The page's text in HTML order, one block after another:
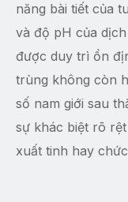
năng bài tiết của
và độ pH của
được duy trì ổn
trùng không còn
số nam giới sau
sự khác biệt rõ
xuất tinh hay